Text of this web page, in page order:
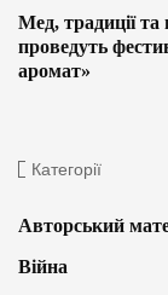
Мед, традиції
проведуть
аромат»
Категорії
Авторський
Війна